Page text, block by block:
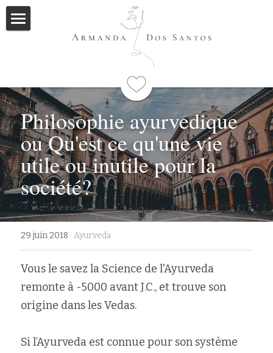
Qui suis-je
Formations
Programme
Immersions
Mes livres
Méditations
Articles
Me contacter
Rechercher
Philosophie ayurvedique
ou Qu'est ce qu'une vie
utile ou inutile pour la
société?
29 juin 2018 · Ayurveda
Vous le savez la Science de l'Ayurveda
remonte à -5000 avant J.C., et trouve son
origine dans les Vedas.
Si l’Ayurveda est connue pour son système